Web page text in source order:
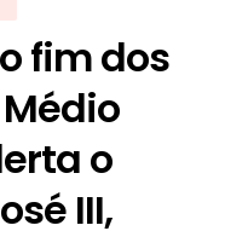
o fim dos
o
III,